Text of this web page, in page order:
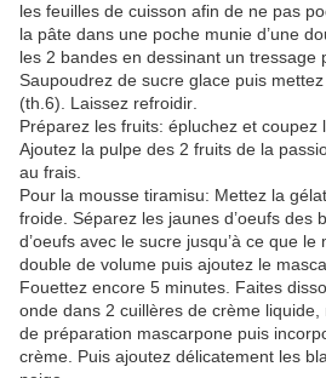
les feuilles de cuisson afin de ne pas
la pâte dans une poche munie d’une
les 2 bandes en dessinant un tressage
Saupoudrez de sucre glace puis
(th.6). Laissez refroidir.
Préparez les fruits: épluchez et coupez
Ajoutez la pulpe des 2 fruits de la
au frais.
Pour la mousse tiramisu: Mettez la
froide. Séparez les jaunes d’oeufs des
d’oeufs avec le sucre jusqu’à ce que
double de volume puis ajoutez le
Fouettez encore 5 minutes. Faites
onde dans 2 cuillères de crème
de préparation mascarpone puis
crème. Puis ajoutez délicatement les